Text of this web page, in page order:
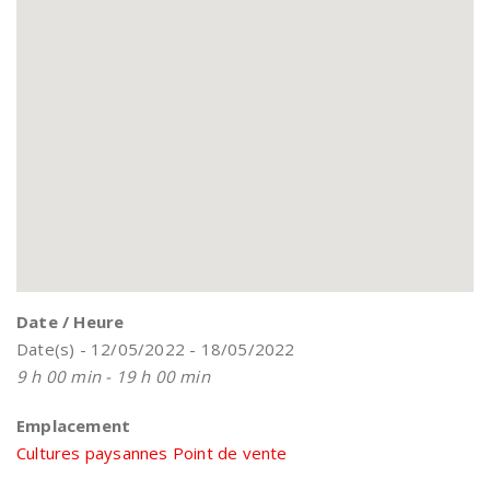
Date / Heure
Date(s) - 12/05/2022 - 18/05/2022
9 h 00 min - 19 h 00 min
Emplacement
Cultures paysannes Point de vente